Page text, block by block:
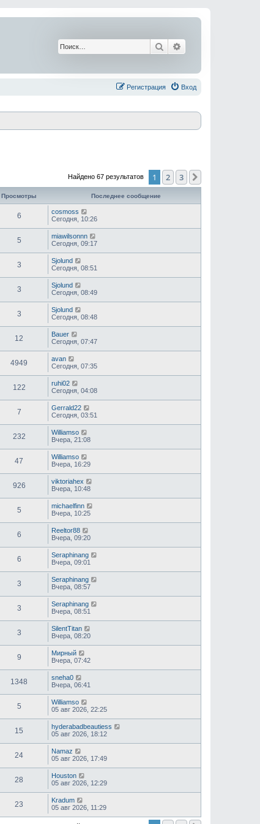
Поиск
Вход
Регистрация
Найдено 67 результатов 1 2 3
Просмотры Последнее сообщение
6
cosmoss
Сегодня, 10:26
5
miawilsonnn
Сегодня, 09:17
3
Sjolund
Сегодня, 08:51
3
Sjolund
Сегодня, 08:49
3
Sjolund
Сегодня, 08:48
12
Bauer
Сегодня, 07:47
4949
avan
Сегодня, 07:35
122
ruhi02
Сегодня, 04:08
7
Gerrald22
Сегодня, 03:51
232
Williamso
Вчера, 21:08
47
Williamso
Вчера, 16:29
926
viktoriahex
Вчера, 10:48
5
michaelfinn
Вчера, 10:25
6
Reeltor88
Вчера, 09:20
6
Seraphinang
Вчера, 09:01
3
Seraphinang
Вчера, 08:57
3
Seraphinang
Вчера, 08:51
3
SilentTitan
Вчера, 08:20
9
Мирный
Вчера, 07:42
1348
sneha0
Вчера, 06:41
5
Williamso
05 авг 2026, 22:25
15
hyderabadbeautiess
05 авг 2026, 18:12
24
Namaz
05 авг 2026, 17:49
28
Houston
05 авг 2026, 12:29
23
Kradum
05 авг 2026, 11:29